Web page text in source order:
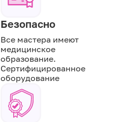
Безопасно
Все мастера имеют
медицинское
образование.
Сертифицированное
оборудование